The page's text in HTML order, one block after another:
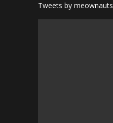
Tweets by meownauts